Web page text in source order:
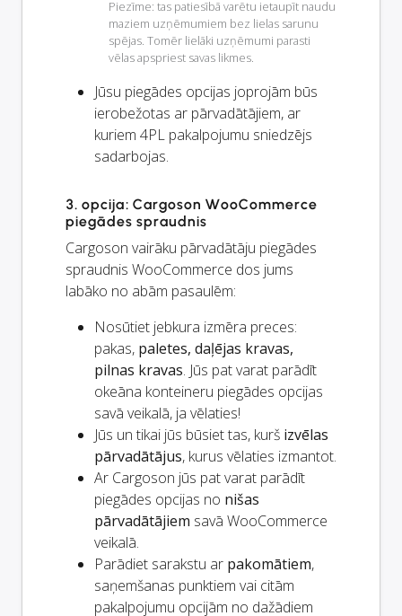
Piezīme: tas patiesībā varētu ietaupīt naudu
maziem uzņēmumiem bez lielas sarunu
spējas. Tomēr lielāki uzņēmumi parasti
vēlas apspriest savas likmes.
Jūsu piegādes opcijas joprojām būs
ierobežotas ar pārvadātājiem, ar
kuriem 4PL pakalpojumu sniedzējs
sadarbojas.
3. opcija: Cargoson WooCommerce
piegādes spraudnis
Cargoson vairāku pārvadātāju piegādes
spraudnis WooCommerce dos jums
labāko no abām pasaulēm:
Nosūtiet jebkura izmēra preces:
pakas, paletes, daļējas kravas,
pilnas kravas. Jūs pat varat parādīt
okeāna konteineru piegādes opcijas
savā veikalā, ja vēlaties!
Jūs un tikai jūs būsiet tas, kurš izvēlas
pārvadātājus, kurus vēlaties izmantot.
Ar Cargoson jūs pat varat parādīt
piegādes opcijas no nišas
pārvadātājiem savā WooCommerce
veikalā.
Parādiet sarakstu ar pakomātiem,
saņemšanas punktiem vai citām
pakalpojumu opcijām no dažādiem